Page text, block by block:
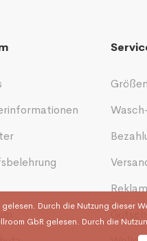
Durch die Nutzung dieser
GbR gelesen. Durch die